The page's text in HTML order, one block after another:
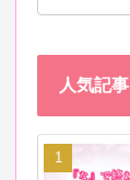
人気記事